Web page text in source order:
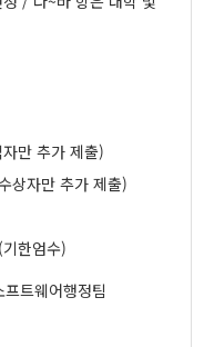
만 추가 제출)
상자만 추가 제출)
한엄수)
트웨어행정팀